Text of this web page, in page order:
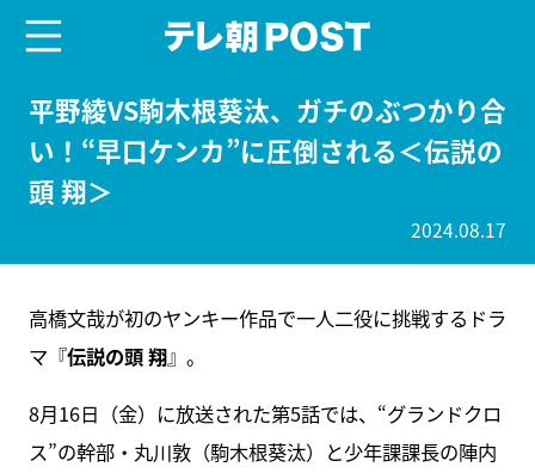
平野綾VS駒木根葵汰、ガチのぶつかり合
い！“早口ケンカ”に圧倒される＜伝説の
頭 翔＞
2024.08.17
高橋文哉が初のヤンキー作品で一人二役に挑戦するドラ
マ『伝説の頭 翔』。
8月16日（金）に放送された第5話では、“グランドクロ
ス”の幹部・丸川敦（駒木根葵汰）と少年課課長の陣内